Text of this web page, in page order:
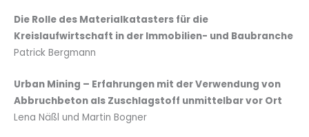
Die Rolle des Materialkatasters für die
Kreislaufwirtschaft in der Immobilien- und Baubranche
Patrick Bergmann
Urban Mining – Erfahrungen mit der Verwendung von
Abbruchbeton als Zuschlagstoff unmittelbar vor Ort
Lena Näßl und Martin Bogner